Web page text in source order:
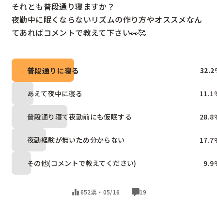
それとも普段通り寝ますか？
夜勤中に眠くならないリズムの作り方やオススメなん
てあればコメントで教えて下さい👀🥰
普段通りに寝る 32.2
あえて夜中に寝る 11.1
普段通り寝て夜勤前にも仮眠する 28.8
夜勤経験が無いため分からない 17.7
その他(コメントで教えてください) 9.9
652票・ 05/16 19